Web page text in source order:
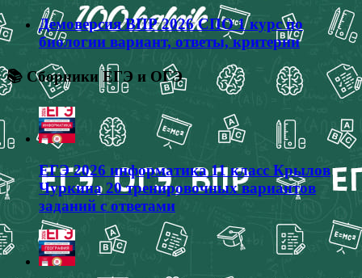
Демоверсия ВПР 2026 СПО 1 курс по
биологии вариант, ответы, критерии
📚 Сборники ЕГЭ и ОГЭ
ЕГЭ 2026 информатика 11 класс Крылов
Чуркина 20 тренировочных вариантов
заданий с ответами